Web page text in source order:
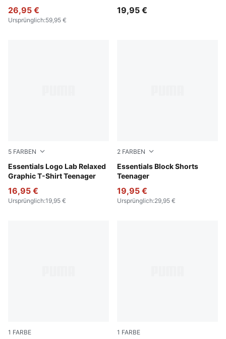
26,95 €
Ursprünglich:59,95 €
19,95 €
5 FARBEN
Essentials Logo Lab Relaxed
Graphic T-Shirt Teenager
Light Gray Heather
16,95 €
Ursprünglich:19,95 €
2 FARBEN
Essentials Block Shorts
Teenager
New Navy
19,95 €
Ursprünglich:29,95 €
1 FARBE 1 FARBE